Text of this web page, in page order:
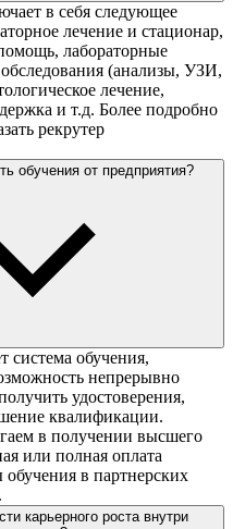
в себя следующее
лечение и стационар,
лабораторные
(анализы, УЗИ,
лечение,
и т.д. Более подробно
рекрутер
обучения от предприятия?
обучения,
непрерывно
удостоверения,
квалификации.
в получении высшего
или полная оплата
в партнерских
карьерного роста внутри